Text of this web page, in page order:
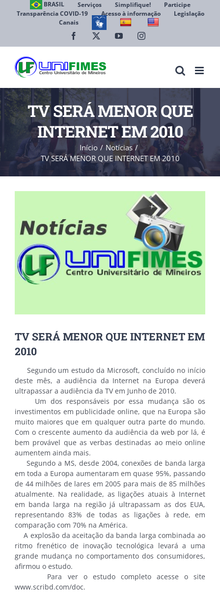
BRASIL Serviços Simplifique!
Participe
Transparência COVID-19
Acesso à informação
Legislação
Canais
Facebook YouTubeInstagram
TV SERÁ MENOR QUE
INTERNET EM 2010
Início
Notícias
TV SERÁ MENOR QUE INTERNET EM 2010
TV SERÁ MENOR QUE INTERNET EM
2010
Segundo um estudo da Microsoft, concluído no início
deste mês, a audiência da Internet na Europa deverá
ultrapassar a audiência da TV em Junho de 2010.
Um dos responsáveis por essa mudança são os
investimentos em publicidade online, que na Europa são
muito maiores que em qualquer outra parte do mundo.
Com o crescente aumento da audiência da web por lá, é
bem provável que as verbas destinadas ao meio online
aumentem ainda mais.
Segundo a MS, desde 2004, conexões de banda larga
em toda a Europa aumentaram em quase 95%, passando
de 44 milhões de lares em 2005 para mais de 85 milhões
atualmente. Na realidade, as ligações atuais à Internet
em banda larga na região já ultrapassam as dos EUA,
representando 83% de todas as ligações à rede, em
comparação com 70% na América.
A explosão da aceitação da banda larga combinada ao
ritmo frenético de inovação tecnológica levará a uma
grande mudança no comportamento dos consumidores,
afirmou o estudo.
Para ver o estudo completo acesse o site
www.scribd.com/doc.